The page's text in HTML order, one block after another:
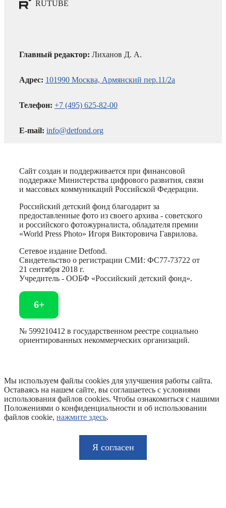
RUTUBE
Главный редактор: Лиханов Д. А.
Адрес: 101990 Москва, Армянский пер.11/2а
Телефон: +7 (495) 625-82-00
E-mail: info@detfond.org
Сайт создан и поддерживается при финансовой
поддержке Министерства цифрового развития, связи
и массовых коммуникаций Российской Федерации.
Российский детский фонд благодарит за
предоставленные фото из своего архива - советского
и российского фотожурналиста, обладателя премии
«World Press Photo» Игоря Викторовича Гаврилова.
Сетевое издание Detfond.
Свидетельство о регистрации СМИ: ФС77-73722 от
21 сентября 2018 г.
Учредитель - ООБФ «Российский детский фонд».
6+
№ 599210412 в государственном реестре социально
ориентированных некоммерческих организаций.
Мы используем файлы cookies для улучшения работы сайта.
Оставаясь на нашем сайте, вы соглашаетесь с условиями
использования файлов cookies. Чтобы ознакомиться с нашими
Положениями о конфиденциальности и об использовании
файлов cookie, нажмите здесь.
Я согласен